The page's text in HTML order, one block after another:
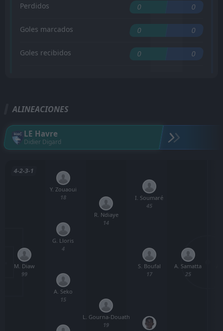
Perdidos 0 0
Goles marcados 0 0
Goles recibidos 0 0
ALINEACIONES
LE Havre
Didier Digard
4-2-3-1
M. Diaw
99
A. Seko
15
G. Lloris
4
Y. Zouaoui
18
L. Gourna-Douath
19
R. Ndiaye
14
S. Boufal
17
I. Soumaré
45
A. Samatta
25